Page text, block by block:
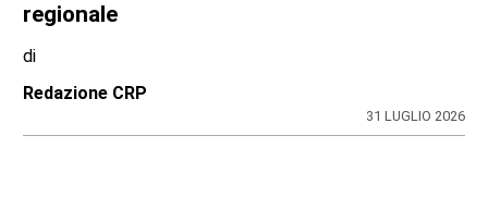
regionale
di
Redazione CRP
31 LUGLIO 2026